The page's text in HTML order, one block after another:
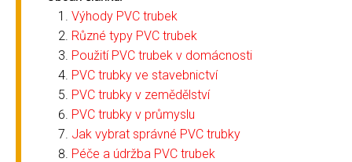
Výhody PVC trubek
Různé typy PVC trubek
Použití PVC trubek v domácnosti
PVC trubky ve stavebnictví
PVC trubky v zemědělství
PVC trubky v průmyslu
Jak vybrat správné PVC trubky
Péče a údržba PVC trubek